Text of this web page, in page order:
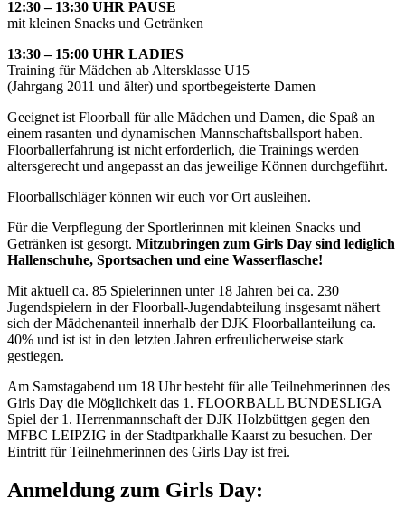
12:30 – 13:30 UHR PAUSE
mit kleinen Snacks und Getränken
13:30 – 15:00 UHR LADIES
Training für Mädchen ab Altersklasse U15
(Jahrgang 2011 und älter) und sportbegeisterte Damen
Geeignet ist Floorball für alle Mädchen und Damen, die Spaß an
einem rasanten und dynamischen Mannschaftsballsport haben.
Floorballerfahrung ist nicht erforderlich, die Trainings werden
altersgerecht und angepasst an das jeweilige Können durchgeführt.
Floorballschläger können wir euch vor Ort ausleihen.
Für die Verpflegung der Sportlerinnen mit kleinen Snacks und
Getränken ist gesorgt. Mitzubringen zum Girls Day sind lediglich
Hallenschuhe, Sportsachen und eine Wasserflasche!
Mit aktuell ca. 85 Spielerinnen unter 18 Jahren bei ca. 230
Jugendspielern in der Floorball-Jugendabteilung insgesamt nähert
sich der Mädchenanteil innerhalb der DJK Floorballanteilung ca.
40% und ist ist in den letzten Jahren erfreulicherweise stark
gestiegen.
Am Samstagabend um 18 Uhr besteht für alle Teilnehmerinnen des
Girls Day die Möglichkeit das 1. FLOORBALL BUNDESLIGA
Spiel der 1. Herrenmannschaft der DJK Holzbüttgen gegen den
MFBC LEIPZIG in der Stadtparkhalle Kaarst zu besuchen. Der
Eintritt für Teilnehmerinnen des Girls Day ist frei.
Anmeldung zum Girls Day: